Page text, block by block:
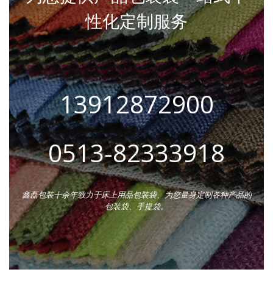
性化定制服务
13912872900
0513-82333918
鑫磊包装十余年致力于床上用品包装袋、为您量身定制各种产品的
包装袋、手提袋。